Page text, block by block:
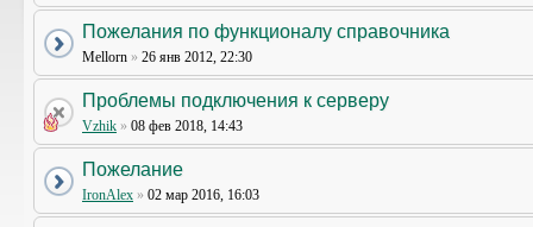
Пожелания по функционалу справочника
Mellorn » 26 янв 2012, 22:30
Проблемы подключения к серверу
Vzhik » 08 фев 2018, 14:43
Пожелание
IronAlex » 02 мар 2016, 16:03